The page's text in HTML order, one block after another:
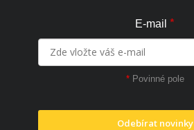
E-mail *
* Povinné pole
Odebírat novinky